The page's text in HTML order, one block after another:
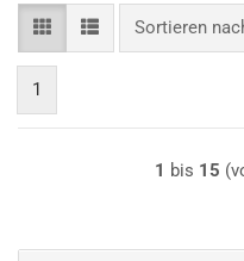
Sortieren
Sortieren
1
1 bis 15